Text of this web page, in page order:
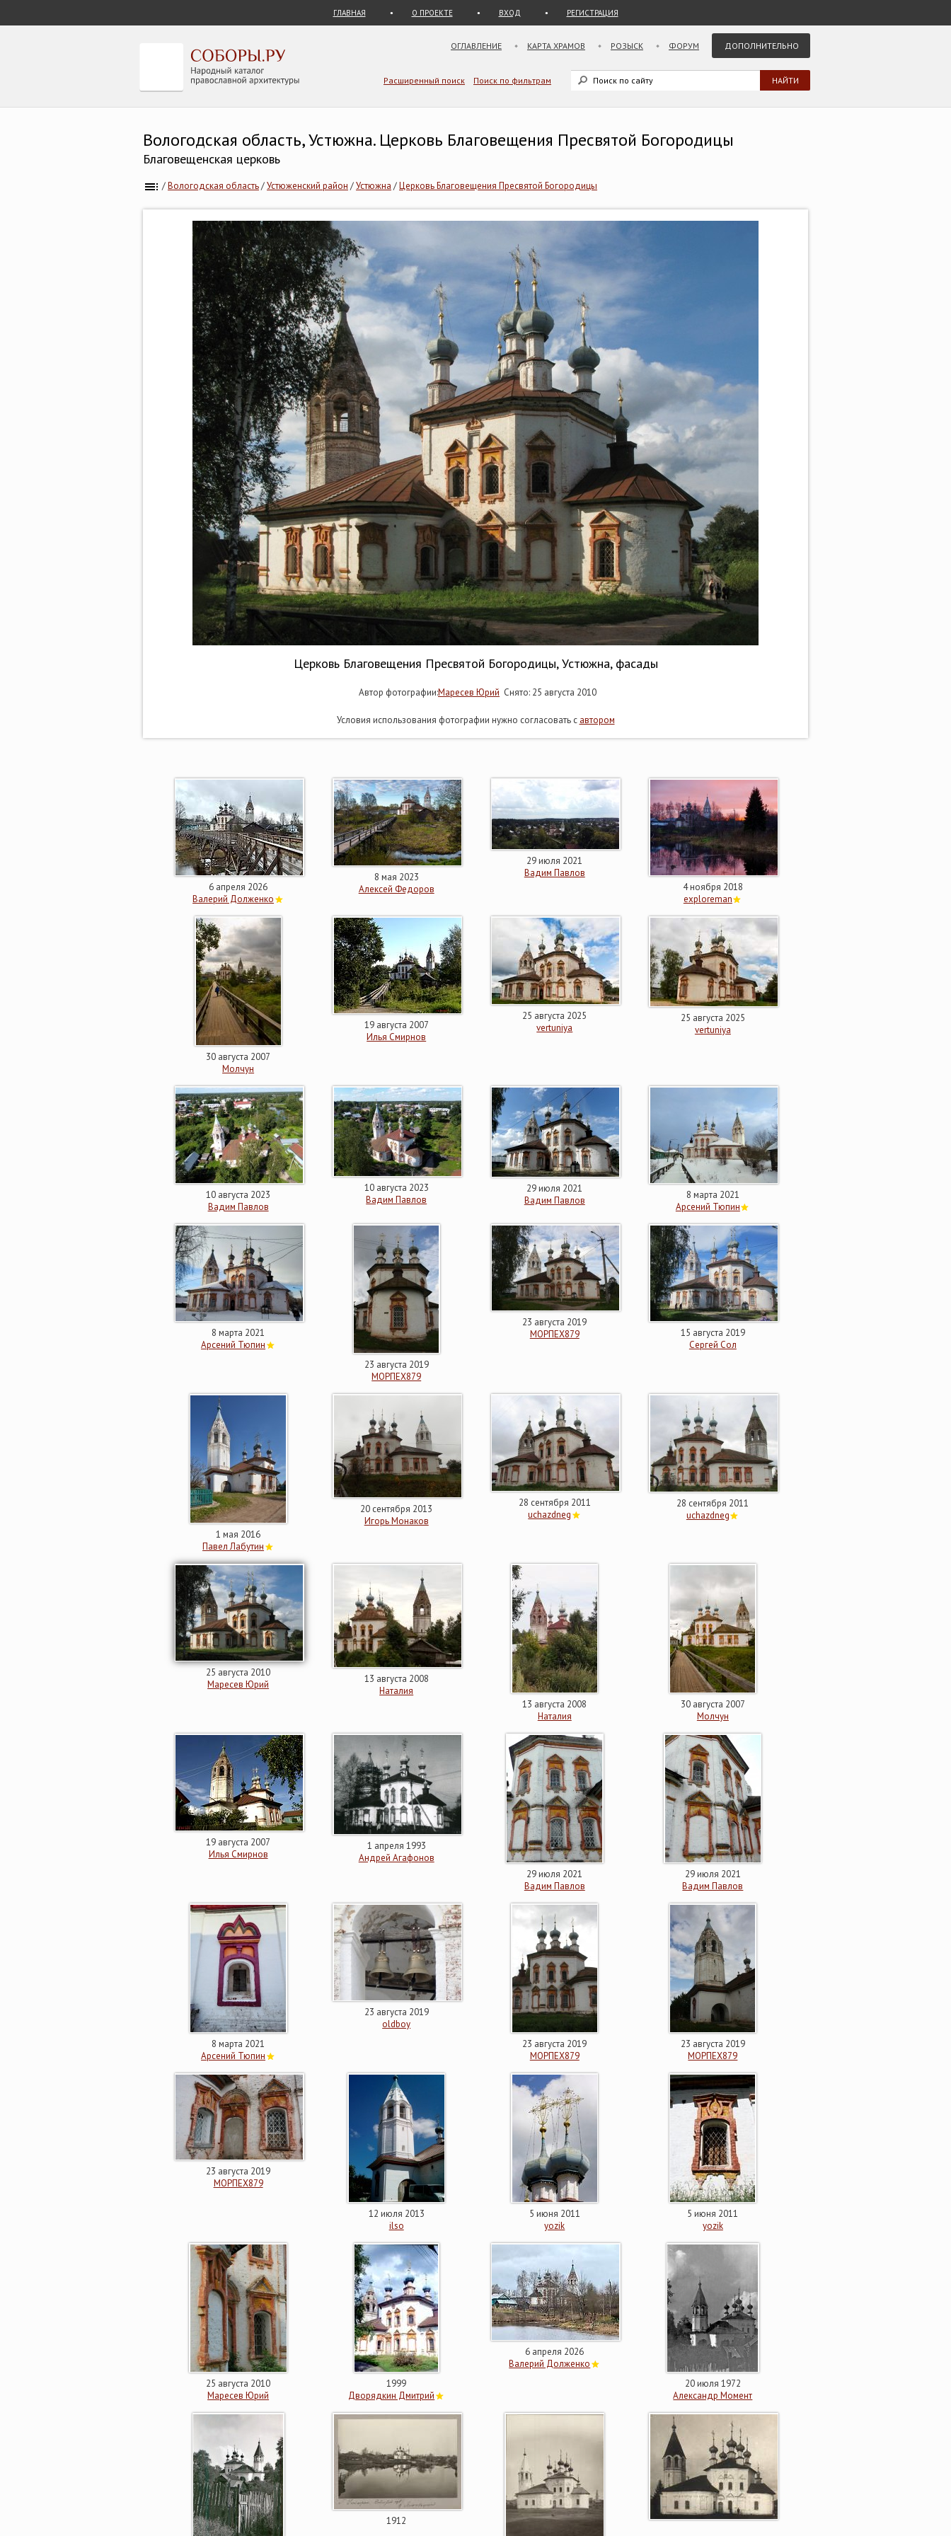
ГЛАВНАЯ О ПРОЕКТЕ ВХОД РЕГИСТРАЦИЯ
ОГЛАВЛЕНИЕ КАРТА ХРАМОВ РОЗЫСК ФОРУМ ДОПОЛНИТЕЛЬНО
Расширенный поиск Поиск по фильтрам
Вологодская область, Устюжна. Церковь Благовещения Пресвятой Богородицы
Благовещенская церковь
/Вологодская область/Устюженский район /Устюжна /Церковь Благовещения Пресвятой Богородицы
Церковь Благовещения Пресвятой Богородицы, Устюжна, фасады
Автор фотографии:Маресев Юрий Снято: 25 августа 2010
Условия использования фотографии нужно согласовать с автором
6 апреля 2026
Валерий Долженко
8 мая 2023
Алексей Федоров
29 июля 2021
Вадим Павлов
4 ноября 2018
exploreman
30 августа 2007
Молчун
19 августа 2007
Илья Смирнов
25 августа 2025
vertuniya
25 августа 2025
vertuniya
10 августа 2023
Вадим Павлов
10 августа 2023
Вадим Павлов
29 июля 2021
Вадим Павлов
8 марта 2021
Арсений Тюпин
8 марта 2021
Арсений Тюпин
23 августа 2019
МОРПЕХ879
23 августа 2019
МОРПЕХ879
15 августа 2019
Сергей Сол
1 мая 2016
Павел Лабутин
20 сентября 2013
Игорь Монаков
28 сентября 2011
uchazdneg
28 сентября 2011
uchazdneg
25 августа 2010
Маресев Юрий
13 августа 2008
Наталия
13 августа 2008
Наталия
30 августа 2007
Молчун
19 августа 2007
Илья Смирнов
1 апреля 1993
Андрей Агафонов
29 июля 2021
Вадим Павлов
29 июля 2021
Вадим Павлов
8 марта 2021
Арсений Тюпин
23 августа 2019
oldboy
23 августа 2019
МОРПЕХ879
23 августа 2019
МОРПЕХ879
23 августа 2019
МОРПЕХ879
12 июля 2013
ilso
5 июня 2011
yozik
5 июня 2011
yozik
25 августа 2010
Маресев Юрий
1999
Дворядкин Дмитрий
6 апреля 2026
Валерий Долженко
20 июля 1972
Александр Момент
1912